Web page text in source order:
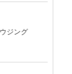
ジング